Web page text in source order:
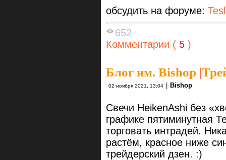
обсудить на форуме:
652
Комментарии ( 5 )
Блог им. Bishop |
02 ноября 2021, 13:04 Bishop
Свечи HeikenAshi без
графике пятиминутная
торговать интрадей.
растём, красное ниже
трейдерский дзен. :)